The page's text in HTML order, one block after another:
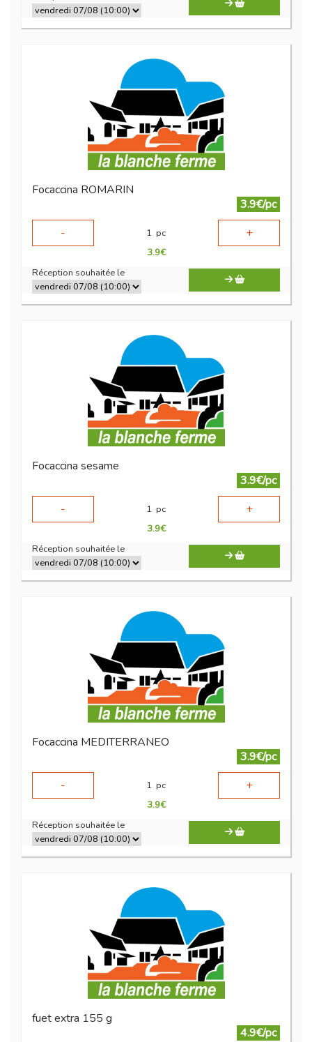
Focaccina ROMARIN
3.9€/pc
-
1 pc +
3.9€
Réception souhaitée le
Focaccina sesame
3.9€/pc
-
1 pc +
3.9€
Réception souhaitée le
Focaccina MEDITERRANEO
3.9€/pc
-
1 pc +
3.9€
Réception souhaitée le
fuet extra 155 g
4.9€/pc